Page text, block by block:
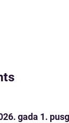
gada 1.